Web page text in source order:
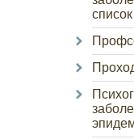
список